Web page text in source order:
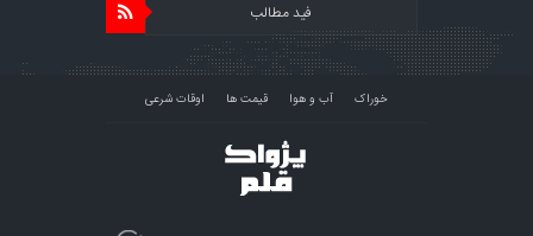
فید مطالب
خوراک آب و هوا قیمت ها اوقات شرعی